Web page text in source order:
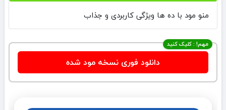
منو مود با ده ها ویژگی کاربردی و جذاب
مهم! : کلیک کنید
دانلود فوری نسخه مود شده